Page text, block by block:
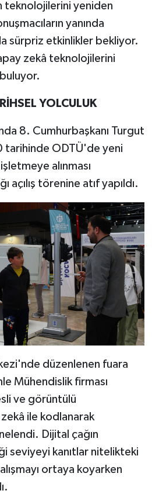
teknolojilerini yeniden
yanında
sürpriz etkinlikler bekliyor.
zekâ teknolojilerini
YOLCULUK
8. Cumhurbaşkanı Turgut
tarihinde ODTÜ'de yeni
alınması
açılış törenine atıf yapıldı.
düzenlenen fuara
Mühendislik firması
ve görüntülü
zekâ ile kodlanarak
Dijital çağın
seviyeyi kanıtlar nitelikteki
ortaya koyarken